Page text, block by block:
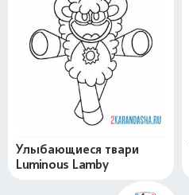
Улыбающиеся твари
Luminous Lamby